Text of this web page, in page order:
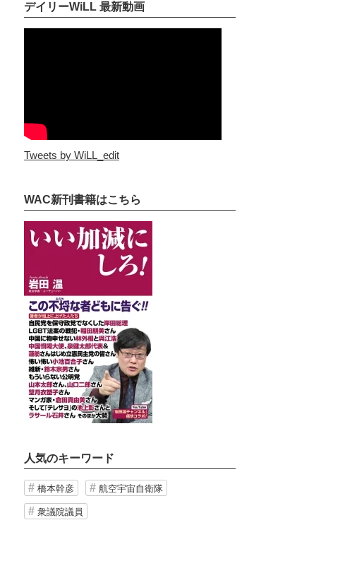
デイリーWiLL 最新動画
Tweets by WiLL_edit
WAC新刊書籍はこちら
人気のキーワード
橋本幹彦 航空宇宙自衛隊
衆議院議員